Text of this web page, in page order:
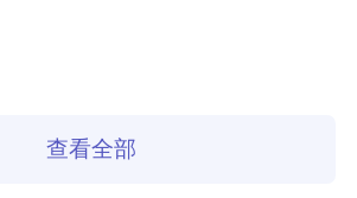
查看全部